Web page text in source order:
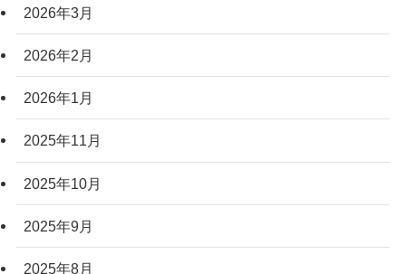
2026年3月
2026年2月
2026年1月
2025年11月
2025年10月
2025年9月
2025年8月